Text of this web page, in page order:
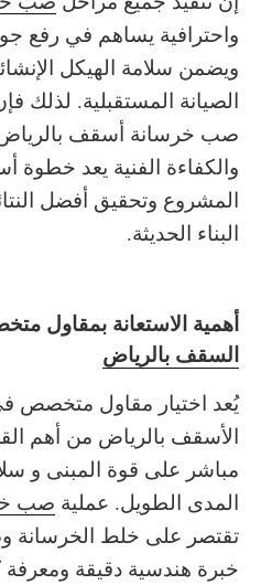
واحترافية يساهم في رفع
ويضمن سلامة الهيكل
الصيانة المستقبلية. لذلك
صب خرسانة أسقف بالرياض
والكفاءة الفنية يعد خطوة
المشروع وتحقيق أفضل
البناء الحديثة.
أهمية الاستعانة بمقاول
السقف بالرياض
يُعد اختيار مقاول
الأسقف بالرياض من أهم
مباشر على قوة المبنى و
المدى الطويل. عملية صب
تقتصر على خلط الخرسانة
خبرة هندسية دقيقة ومعرفة